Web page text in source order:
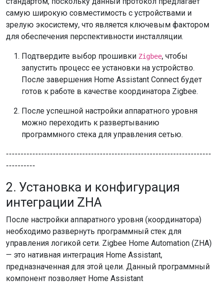
самую широкую совместимость с устройствами и
зрелую экосистему, что является ключевым фактором
для обеспечения перспективности инсталляции.
Подтвердите выбор прошивки Zigbee, чтобы
запустить процесс ее установки на устройство.
После завершения Home Assistant Connect будет
готов к работе в качестве координатора Zigbee.
После успешной настройки аппаратного уровня
можно переходить к развертыванию
программного стека для управления сетью.
----------------------------------------------------------------------
----------
2. Установка и конфигурация
интеграции ZHA
После настройки аппаратного уровня (координатора)
необходимо развернуть программный стек для
управления логикой сети. Zigbee Home Automation (ZHA)
— это нативная интеграция Home Assistant,
предназначенная для этой цели. Данный программный
компонент позволяет Home Assistant